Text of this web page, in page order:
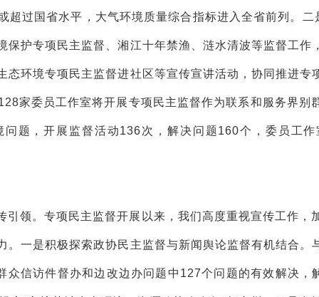
过国省水平，大气环境质量综合指标进入全省前列。二
保护专项民主监督、湘江十年禁渔、涟水清波等监督工作
态环境专项民主监督进社区等宣传宣讲活动，协同推进专
家委员工作室将开展专项民主监督作为联系和服务界别
题，开展监督活动136次，解决问题160个，委员工
引领。专项民主监督开展以来，我们高度重视宣传工作，
。一是积极探索政协民主监督与新闻舆论监督有机结合。
众信访件督办和边改边办问题中127个问题的有效解决，